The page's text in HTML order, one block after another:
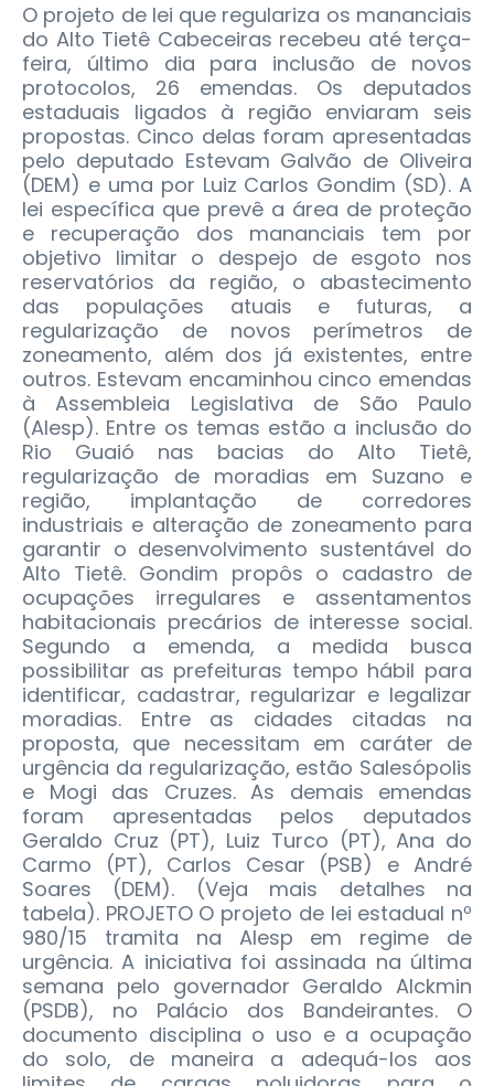
O projeto de lei que regulariza os mananciais
do Alto Tietê Cabeceiras recebeu até terça-
feira, último dia para inclusão de novos
protocolos, 26 emendas. Os deputados
estaduais ligados à região enviaram seis
propostas. Cinco delas foram apresentadas
pelo deputado Estevam Galvão de Oliveira
(DEM) e uma por Luiz Carlos Gondim (SD). A
lei específica que prevê a área de proteção
e recuperação dos mananciais tem por
objetivo limitar o despejo de esgoto nos
reservatórios da região, o abastecimento
das populações atuais e futuras, a
regularização de novos perímetros de
zoneamento, além dos já existentes, entre
outros. Estevam encaminhou cinco emendas
à Assembleia Legislativa de São Paulo
(Alesp). Entre os temas estão a inclusão do
Rio Guaió nas bacias do Alto Tietê,
regularização de moradias em Suzano e
região, implantação de corredores
industriais e alteração de zoneamento para
garantir o desenvolvimento sustentável do
Alto Tietê. Gondim propôs o cadastro de
ocupações irregulares e assentamentos
habitacionais precários de interesse social.
Segundo a emenda, a medida busca
possibilitar as prefeituras tempo hábil para
identificar, cadastrar, regularizar e legalizar
moradias. Entre as cidades citadas na
proposta, que necessitam em caráter de
urgência da regularização, estão Salesópolis
e Mogi das Cruzes. As demais emendas
foram apresentadas pelos deputados
Geraldo Cruz (PT), Luiz Turco (PT), Ana do
Carmo (PT), Carlos Cesar (PSB) e André
Soares (DEM). (Veja mais detalhes na
tabela). PROJETO O projeto de lei estadual nº
980/15 tramita na Alesp em regime de
urgência. A iniciativa foi assinada na última
semana pelo governador Geraldo Alckmin
(PSDB), no Palácio dos Bandeirantes. O
documento disciplina o uso e a ocupação
do solo, de maneira a adequá-los aos